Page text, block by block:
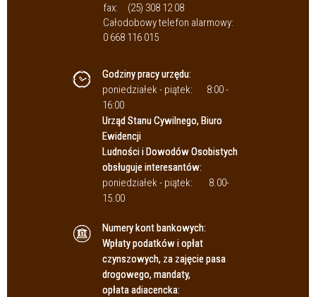
fax:
(25) 308 12 08
Całodobowy telefon alarmowy:
0 668 116 015
Godziny pracy urzędu:
poniedziałek - piątek:
8:00 -
16:00
Urząd Stanu Cywilnego, Biuro
Ewidencji
Ludności i Dowodów Osobistych
obsługuje interesantów:
poniedziałek - piątek:
8.00-
15.00
Numery kont bankowych:
Wpłaty podatków i opłat
czynszowych, za zajęcie pasa
drogowego, mandaty,
opłata adiacencka: